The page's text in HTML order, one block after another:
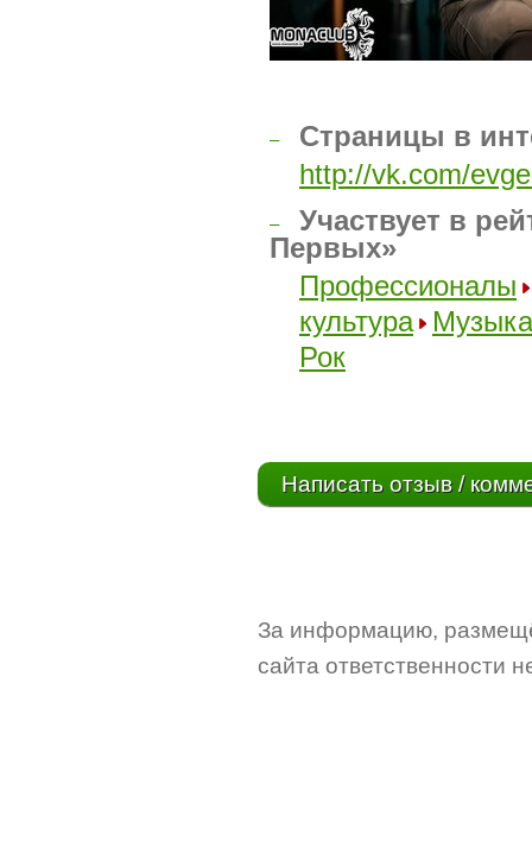
–
Страницы в
http://vk.com/
–
Участвует в
Первых»
Профессионалы
культура
Музыка
Рок
Написать отзыв /
За информацию,
сайта ответственности